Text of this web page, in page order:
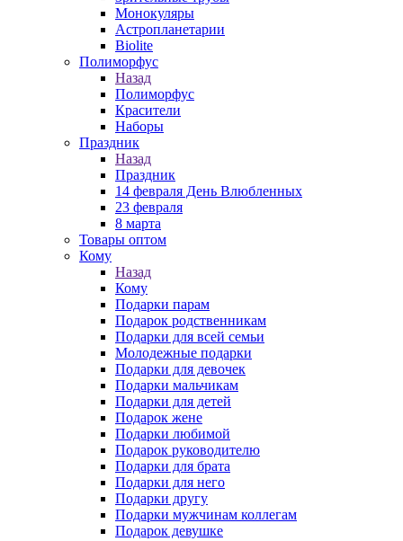
Монокуляры
Астропланетарии
Biolite
Полиморфус
Назад
Полиморфус
Красители
Наборы
Праздник
Назад
Праздник
14 февраля День Влюбленных
23 февраля
8 марта
Товары оптом
Кому
Назад
Кому
Подарки парам
Подарок родственникам
Подарки для всей семьи
Молодежные подарки
Подарки для девочек
Подарки мальчикам
Подарки для детей
Подарок жене
Подарки любимой
Подарок руководителю
Подарки для брата
Подарки для него
Подарки другу
Подарки мужчинам коллегам
Подарок девушке